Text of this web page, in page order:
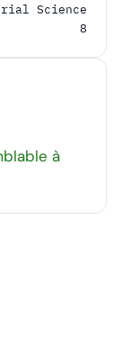
Science
8
à